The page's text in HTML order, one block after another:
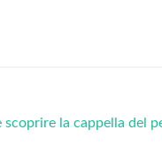
scoprire la cappella del